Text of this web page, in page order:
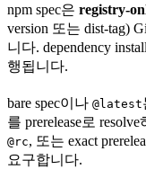
npm spec은 registry-
version 또는 dist-tag)
니다. dependency
행됩니다.
bare spec이나 @latest
를 prerelease로
@rc, 또는 exact
요구합니다.